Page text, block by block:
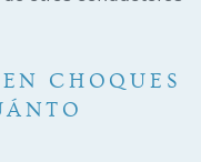
CHOQUES